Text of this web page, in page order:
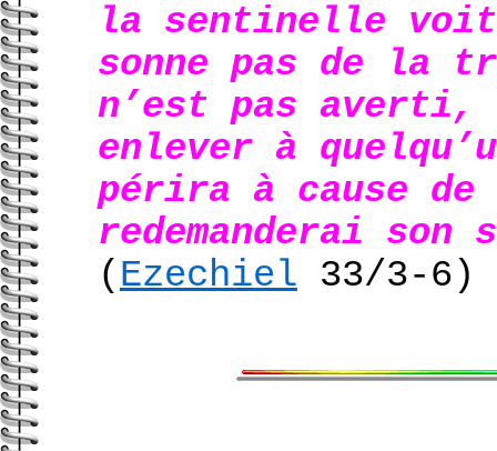
la sentinelle
sonne pas de la
n’est pas averti,
enlever à
périra à cause
redemanderai
( Ezechiel 33/3-6)